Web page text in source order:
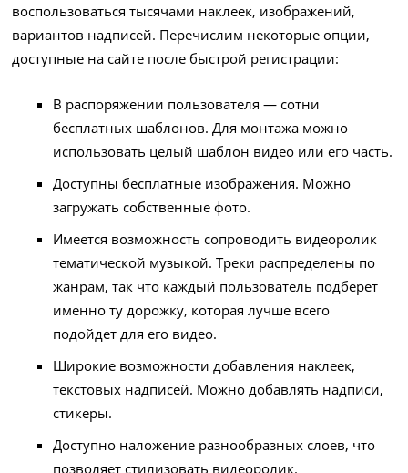
воспользоваться тысячами наклеек, изображений,
вариантов надписей. Перечислим некоторые опции,
доступные на сайте после быстрой регистрации:
В распоряжении пользователя — сотни
бесплатных шаблонов. Для монтажа можно
использовать целый шаблон видео или его часть.
Доступны бесплатные изображения. Можно
загружать собственные фото.
Имеется возможность сопроводить видеоролик
тематической музыкой. Треки распределены по
жанрам, так что каждый пользователь подберет
именно ту дорожку, которая лучше всего
подойдет для его видео.
Широкие возможности добавления наклеек,
текстовых надписей. Можно добавлять надписи,
стикеры.
Доступно наложение разнообразных слоев, что
позволяет стилизовать видеоролик.